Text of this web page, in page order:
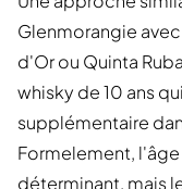
Glenmorangie
d'Or ou Quinta
whisky de 10 ans
supplémentaire
Formelement,
déterminant, mais